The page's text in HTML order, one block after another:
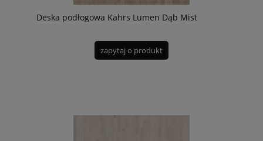
Deska podłogowa Kährs Lumen Dąb Mist
zapytaj o produkt